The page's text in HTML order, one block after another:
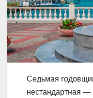
Седьмая
нестандартная